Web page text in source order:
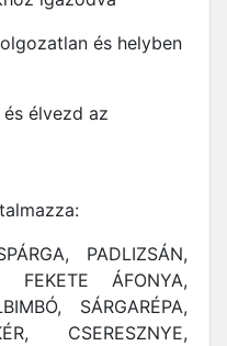
és helyben
élvezd az
PADLIZSÁN,
FEKETE ÁFONYA,
SÁRGARÉPA,
CSERESZNYE,